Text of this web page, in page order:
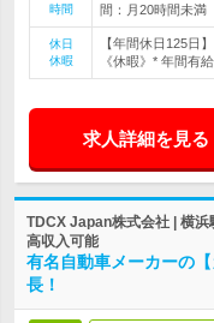
時間
間：月20時間未満
休日
休暇
【年間休日125日
《休暇》* 年間有
求人詳細を見る
TDCX Japan株式会社 | 横
高収入可能
有名自動車メーカーの
長！